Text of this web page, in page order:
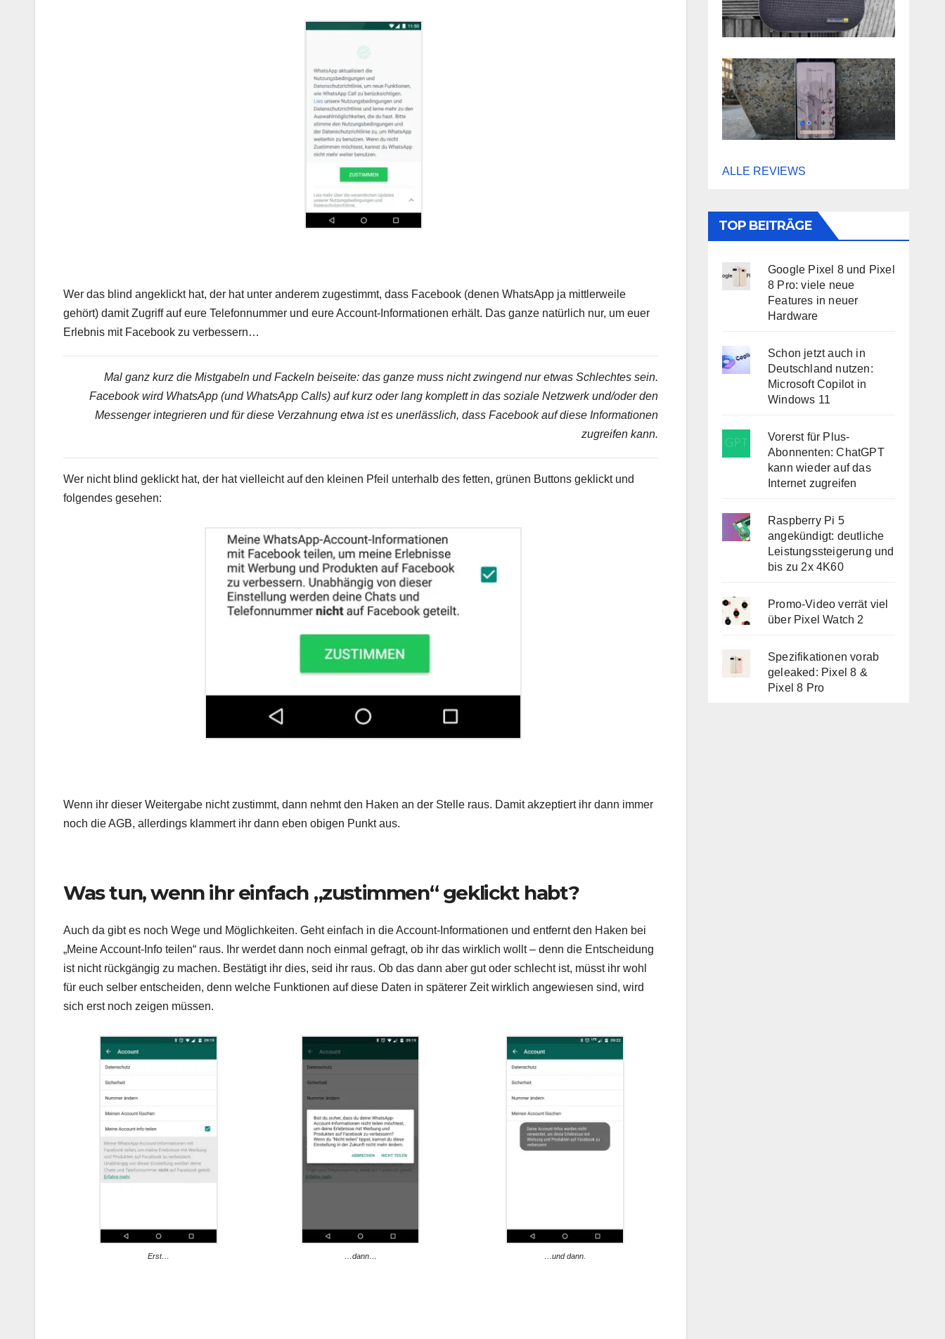
Wer das blind angeklickt hat, der hat unter anderem zugestimmt, dass Facebook (denen WhatsApp ja mittlerweile
gehört) damit Zugriff auf eure Telefonnummer und eure Account-Informationen erhält. Das ganze natürlich nur, um euer
Erlebnis mit Facebook zu verbessern…
Mal ganz kurz die Mistgabeln und Fackeln beiseite: das ganze muss nicht zwingend nur etwas Schlechtes sein.
Facebook wird WhatsApp (und WhatsApp Calls) auf kurz oder lang komplett in das soziale Netzwerk und/oder den
Messenger integrieren und für diese Verzahnung etwa ist es unerlässlich, dass Facebook auf diese Informationen
zugreifen kann.
Wer nicht blind geklickt hat, der hat vielleicht auf den kleinen Pfeil unterhalb des fetten, grünen Buttons geklickt und
folgendes gesehen:
Wenn ihr dieser Weitergabe nicht zustimmt, dann nehmt den Haken an der Stelle raus. Damit akzeptiert ihr dann immer
noch die AGB, allerdings klammert ihr dann eben obigen Punkt aus.
Was tun, wenn ihr einfach „zustimmen“ geklickt habt?
Auch da gibt es noch Wege und Möglichkeiten. Geht einfach in die Account-Informationen und entfernt den Haken bei
„Meine Account-Info teilen“ raus. Ihr werdet dann noch einmal gefragt, ob ihr das wirklich wollt – denn die Entscheidung
ist nicht rückgängig zu machen. Bestätigt ihr dies, seid ihr raus. Ob das dann aber gut oder schlecht ist, müsst ihr wohl
für euch selber entscheiden, denn welche Funktionen auf diese Daten in späterer Zeit wirklich angewiesen sind, wird
sich erst noch zeigen müssen.
Erst… …dann… …und dann.
ALLE REVIEWS
TOP BEITRÄGE
Google Pixel 8 und Pixel
8 Pro: viele neue
Features in neuer
Hardware
Schon jetzt auch in
Deutschland nutzen:
Microsoft Copilot in
Windows 11
Vorerst für Plus-
Abonnenten: ChatGPT
kann wieder auf das
Internet zugreifen
Raspberry Pi 5
angekündigt: deutliche
Leistungssteigerung und
bis zu 2x 4K60
Promo-Video verrät viel
über Pixel Watch 2
Spezifikationen vorab
geleaked: Pixel 8 &
Pixel 8 Pro